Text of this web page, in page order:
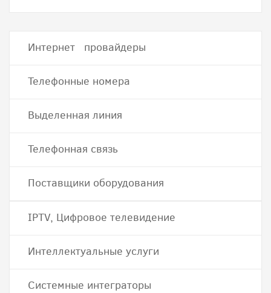
Интернет провайдеры
Телефонные номера
Выделенная линия
Телефонная связь
Поставщики оборудования
IPTV, Цифровое телевидение
Интеллектуальные услуги
Системные интеграторы